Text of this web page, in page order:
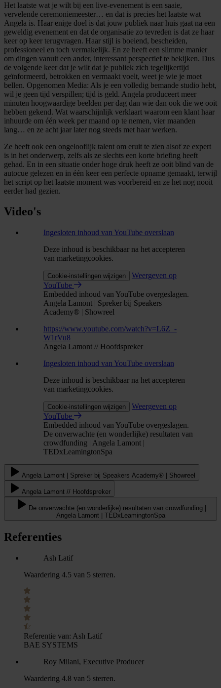
Het laatste wat je wilt bij een live-evenement is een saaie,
vervelende ceremoniemeester… en dat is precies het laatste wat
Angela is. Haar enige doel is dat jouw publiek naar huis gaat na een
geweldig evenement en dat de organisatie zo tevreden is dat ze haar
keer op keer terugvragen. Haar stijl is boeiend, bescheiden,
professioneel en toch vermakelijk. En ze heeft een slimme manier
om dingen vanuit een ander, interessant perspectief te bekijken. Dus
de volgende keer dat je wilt dat je publiek zich tegelijkertijd
geïnformeerd, betrokken en vermaakt voelt, weet je wie je moet
bellen. Opgenomen Media: Als je een volledig bemande studio hebt,
wil je geen tijd verspillen; tijd is geld. Angela produceert meer
minuten hoogwaardige beelden per dag dan wie dan ook die we ooit
hebben gekend. Wat waarschijnlijk verklaart waarom een klant haar
inhuurde om één week per maand op te nemen, vier maanden
lang… en ze acht jaar later nog steeds met haar werken.
Ze heeft ook een ongelooflijk talent om eruit te zien alsof ze expert
is in het onderwerp, zelfs als ze slechts een korte briefing heeft
gehad. En in een situatie onder hoge druk heeft ze ooit blind van de
autocue gelezen en in één keer een perfecte opname gemaakt, terwijl
het script op het laatste moment was voorbereid en ze het nog nooit
eerder had gezien.
Video's
Ingesloten inhoud van YouTube overslaan
Deze inhoud is beschikbaar na het accepteren
van marketingcookies.
Cookie-instellingen wijzigen
Weergeven op
YouTube
Embedded inhoud van YouTube overgeslagen.
Angela Lamont | Spreker bij Speakers
Academy® | Showreel
https://www.youtube.com/watch?v=L6Z_-
W1rVu8
Angela Lamont // Hoofdspreker
Ingesloten inhoud van YouTube overslaan
Deze inhoud is beschikbaar na het accepteren
van marketingcookies.
Cookie-instellingen wijzigen
Weergeven op
YouTube
Embedded inhoud van YouTube overgeslagen.
De onverwachte (en wonderlijke) resultaten van
crowdfunding | Angela Lamont |
TEDxLeamingtonSpa
Angela Lamont | Spreker bij Speakers Academy® | Showreel
Angela Lamont // Hoofdspreker
De onverwachte (en wonderlijke) resultaten van crowdfunding |
Angela Lamont | TEDxLeamingtonSpa
Referenties
Ash Latif
Waardering 4.5 van 5 sterren.
Referentie van: Ash Latif
BAE SYSTEMS
Roy Milani, Executive Producer
Waardering 4.8 van 5 sterren.